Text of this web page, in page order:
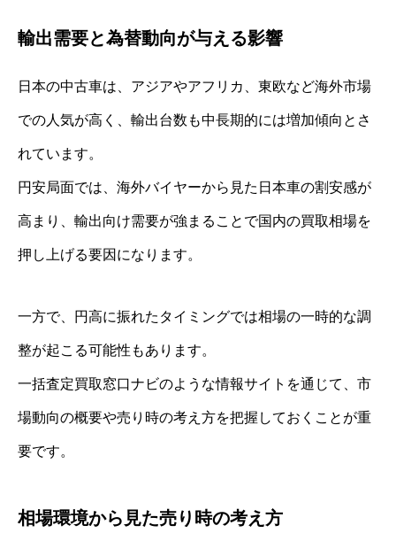
輸出需要と為替動向が与える影響
日本の中古車は、アジアやアフリカ、東欧など海外市場
での人気が高く、輸出台数も中長期的には増加傾向とさ
れています。
円安局面では、海外バイヤーから見た日本車の割安感が
高まり、輸出向け需要が強まることで国内の買取相場を
押し上げる要因になります。
一方で、円高に振れたタイミングでは相場の一時的な調
整が起こる可能性もあります。
一括査定買取窓口ナビのような情報サイトを通じて、市
場動向の概要や売り時の考え方を把握しておくことが重
要です。
相場環境から見た売り時の考え方